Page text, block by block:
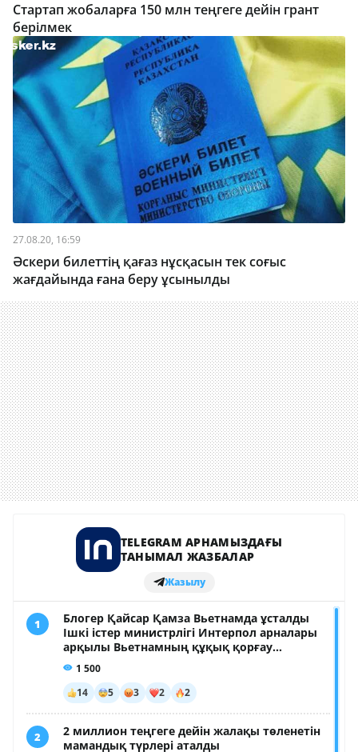
Стартап жобаларға 150 млн теңгеге дейін грант
берілмек
27.08.20, 16:59
Әскери билеттің қағаз нұсқасын тек соғыс
жағдайында ғана беру ұсынылды